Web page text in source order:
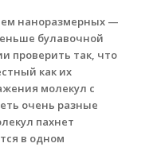
наноразмерных —
булавочной
проверить так, что
как их
молекул с
очень разные
пахнет
в одном